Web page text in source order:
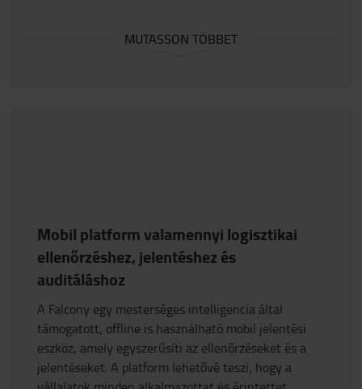
MUTASSON TÖBBET
Mobil platform valamennyi logisztikai
ellenőrzéshez, jelentéshez és
auditáláshoz
A Falcony egy mesterséges intelligencia által
támogatott, offline is használható mobil jelentési
eszköz, amely egyszerűsíti az ellenőrzéseket és a
jelentéseket. A platform lehetővé teszi, hogy a